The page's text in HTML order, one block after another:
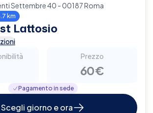
Settembre 40 - 00187 Roma
km
Lattosio
Prezzo
60€
Pagamento in sede
Scegli giorno e ora